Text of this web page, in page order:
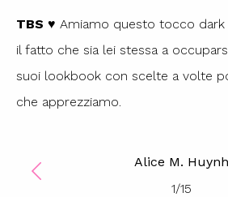
TBS ♥ Amiamo questo tocco dark
il fatto che sia lei stessa a
suoi lookbook con scelte a volte
che apprezziamo.
Alice M. Huynh
1/15